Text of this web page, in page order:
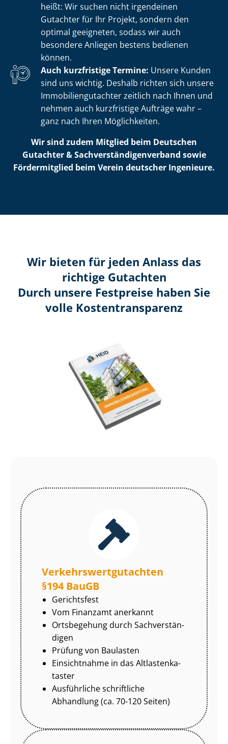
heißt: Wir suchen nicht irgendeinen
Gutachter für Ihr Projekt, sondern den
optimal geeigneten, sodass wir auch
besondere Anliegen bestens bedienen
können.
Auch kurzfristige Termine: Unsere Kunden
sind uns wichtig. Deshalb richten sich unsere
Im­mo­bi­li­en­gut­ach­ter zeitlich nach Ihnen und
nehmen auch kurzfristige Aufträge wahr –
ganz nach Ihren Möglichkeiten.
Wir sind zudem Mitglied beim Deutschen
Gutachter & Sach­ver­stän­di­gen­ver­band sowie
Fördermitglied beim Verein deutscher Ingenieure.
Wir bieten für jeden Anlass das
richtige Gutachten
Durch unsere Festpreise haben Sie
volle Kosten­transparenz
Ver­kehrs­wert­gut­ach­ten
§194 BauGB
Gerichtsfest
Vom Finanzamt anerkannt
Ortsbegehung durch Sach­ver­stän­
di­gen
Prüfung von Baulasten
Einsichtnahme in das Alt­las­ten­ka­
tas­ter
Ausführliche schriftliche
Abhandlung (ca. 70-120 Seiten)